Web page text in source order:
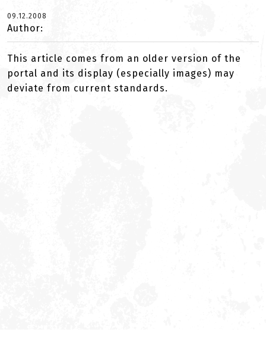
09.12.2008
Author:
This article comes from an older version of the
portal and its display (especially images) may
deviate from current standards.